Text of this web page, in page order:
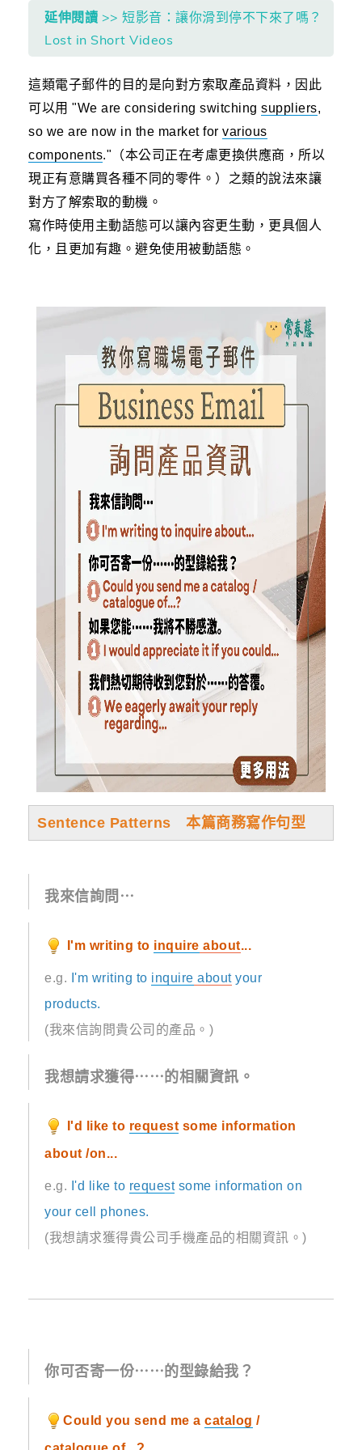
延伸閱讀 >> 短影音：讓你滑到停不下來了嗎？
Lost in Short Videos
這類電子郵件的目的是向對方索取產品資料，因此
可以用 "We are considering switching suppliers,
so we are now in the market for various
components."（本公司正在考慮更換供應商，所以
現正有意購買各種不同的零件。）之類的說法來讓
對方了解索取的動機。
寫作時使用主動語態可以讓內容更生動，更具個人
化，且更加有趣。避免使用被動語態。
Sentence Patterns 本篇商務寫作句型
我來信詢問⋯
I'm writing to inquire about...
e.g. I'm writing to inquire aboutyour
products.
(我來信詢問貴公司的產品。)
我想請求獲得⋯⋯的相關資訊。
I'd like to request some information
about /on...
e.g. I'd like to requestsome information on
your cell phones.
(我想請求獲得貴公司手機產品的相關資訊。)
你可否寄一份⋯⋯的型錄給我？
Could you send me a catalog /